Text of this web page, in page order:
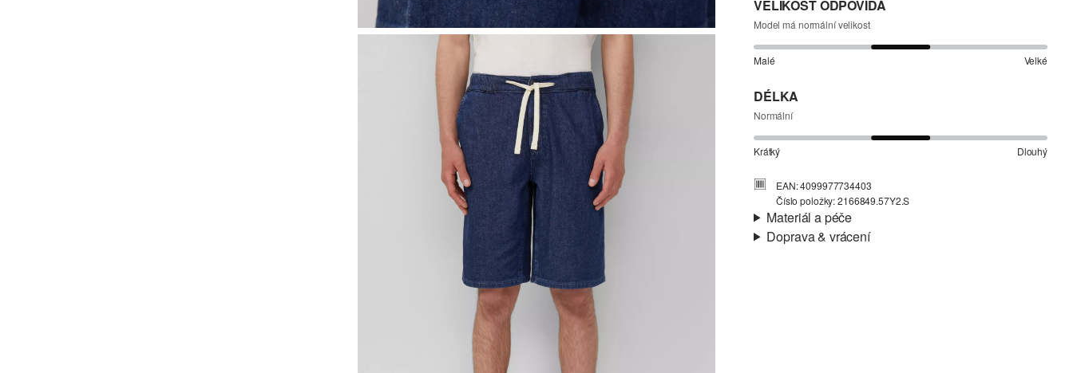
VELIKOST ODPOVÍDÁ
Model má normální velikost
Malé Velké
DÉLKA
Normální
Krátký Dlouhý
EAN: 4099977734403
Číslo položky: 2166849.57Y2.S
Materiál a péče
Doprava & vrácení